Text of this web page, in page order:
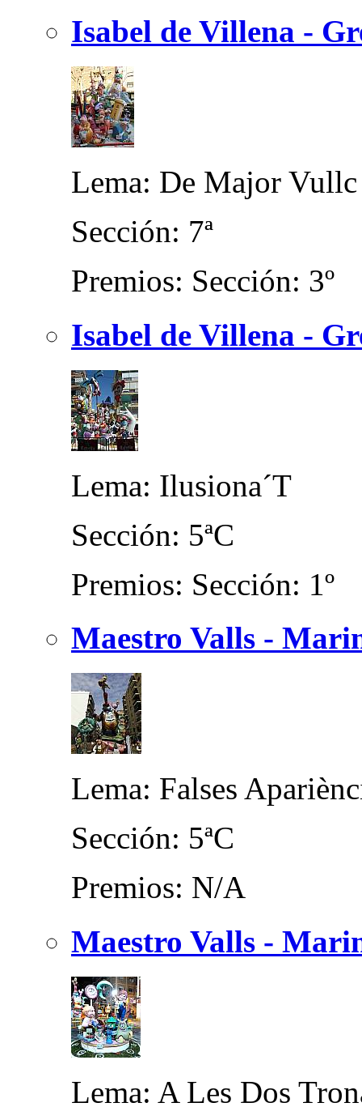
Isabel de Villena -
Lema: De Major Vullc
Sección: 7ª
Premios: Sección: 3º
Isabel de Villena -
Lema: Ilusiona´T
Sección: 5ªC
Premios: Sección: 1º
Maestro Valls -
Lema: Falses
Sección: 5ªC
Premios: N/A
Maestro Valls -
Lema: A Les Dos